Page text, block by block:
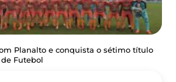
Planalto e conquista o sétimo título
Futebol